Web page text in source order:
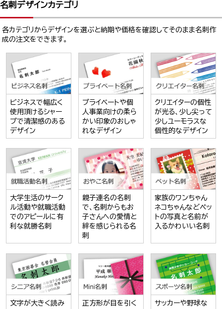
名刺デザインカテゴリ
各カテゴリからデザインを選ぶと納期や価格を確認してそのまま名刺作
成の注文をできます。
ビジネスで幅広く
使用頂けるシャー
プで清潔感のある
デザイン
プライベートや個
人事業向けの柔ら
かい印象のおしゃ
れなデザイン
クリエイターの個性
が光る、少し尖って
少しユーモラスな
個性的なデザイン
大学生活のサーク
ル活動や就職活動
でのアピールに有
利な就勝名刺
親子連名の名刺
で、名刺からもお
子さんへの愛情と
絆を感じられる名
刺
家族のワンちゃん
ネコちゃんなどペッ
トの写真と名前が
入るかわいい名刺
文字が大きく読み 正方形が目を引く サッカーや野球な